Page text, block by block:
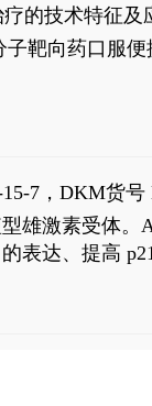
的技术特征及
靶向药口服
7，DKM货号
激素受体。
表达、提高
抑制剂，对应